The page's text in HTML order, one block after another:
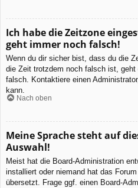
Ich habe die Zeitzone
geht immer noch falsch!
Wenn du dir sicher bist, dass du die
die Zeit trotzdem noch falsch ist,
falsch. Kontaktiere einen
kann.
Nach oben
Meine Sprache steht auf
Auswahl!
Meist hat die Board-Administration
installiert oder niemand hat das
übersetzt. Frage ggf. einen Board-